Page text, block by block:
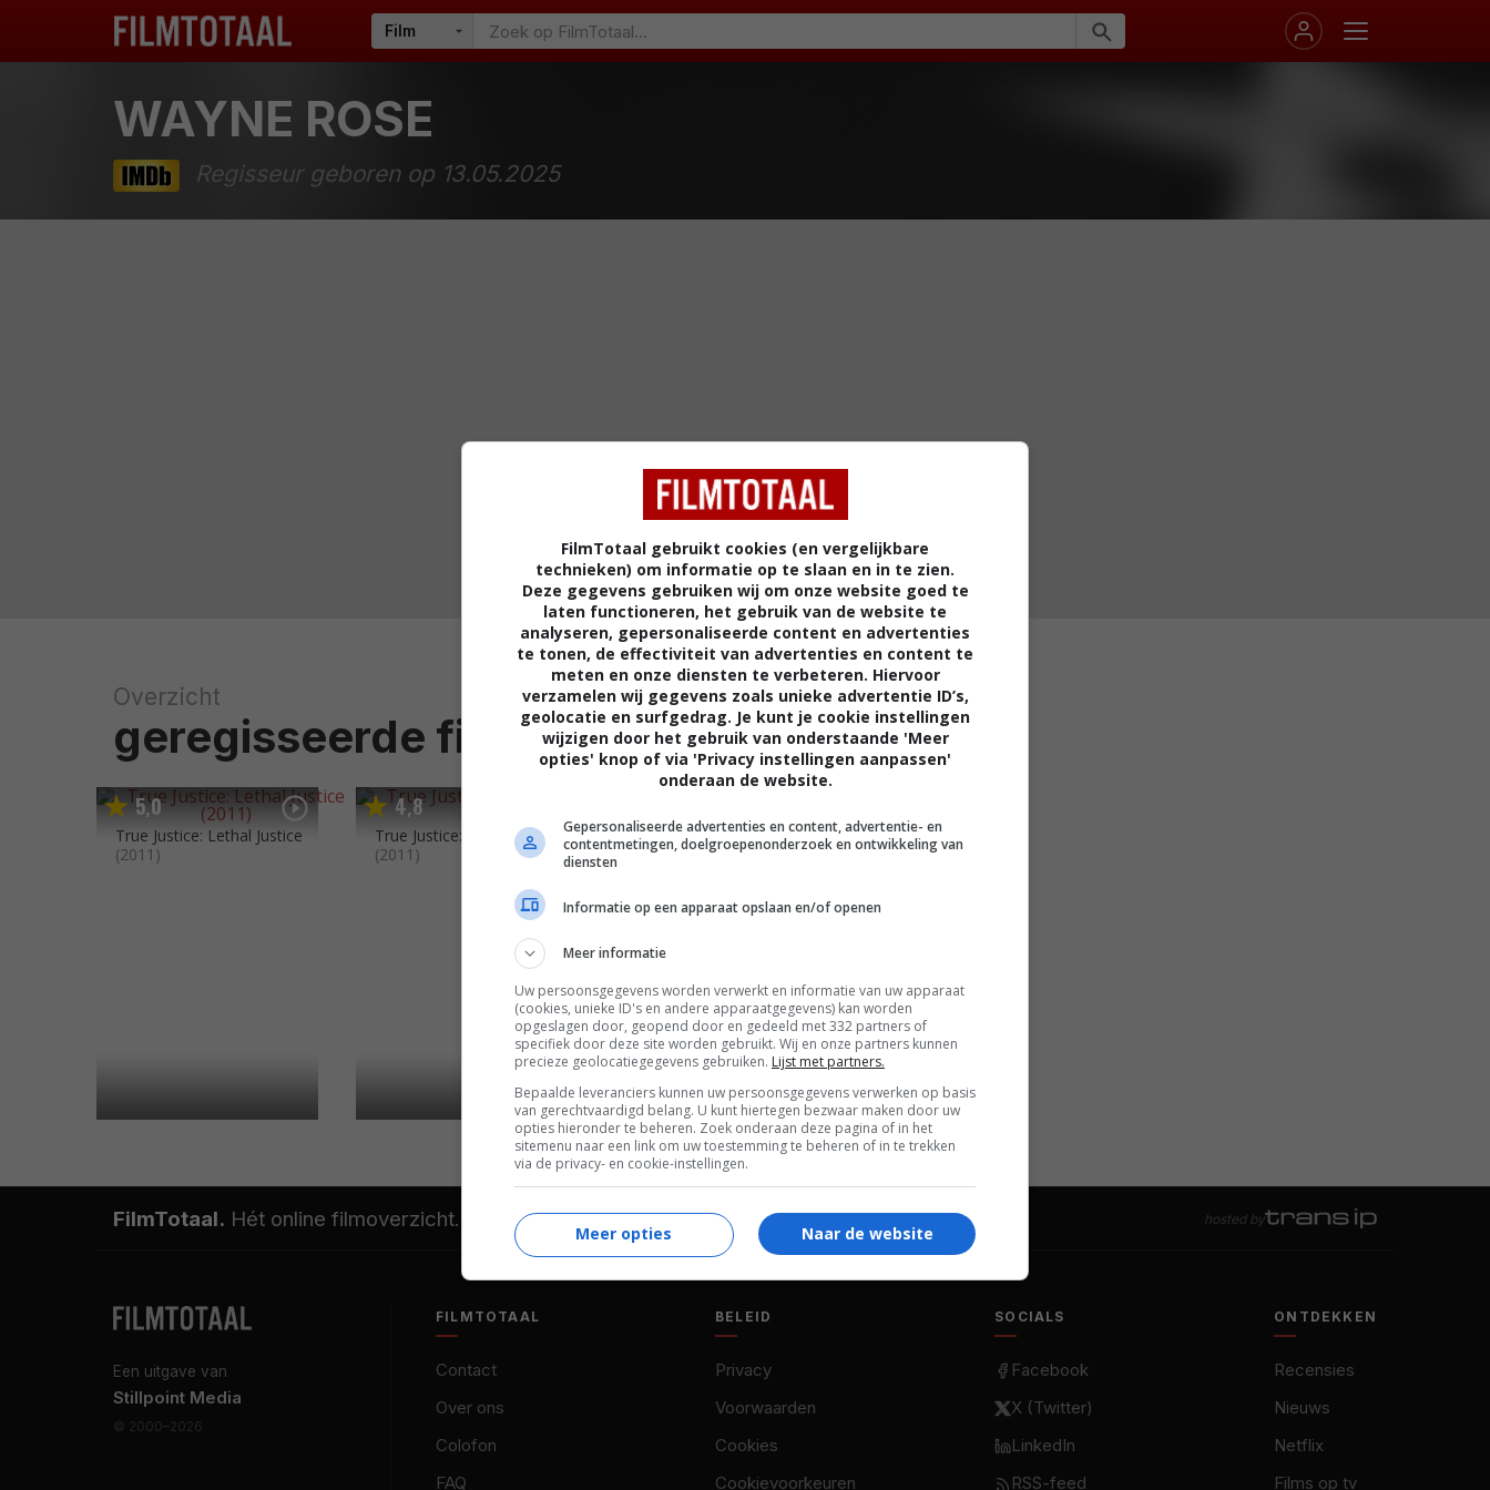
WAYNE ROSE
Regisseur geboren op 13.05.2025
Overzicht
geregisseerde films
5,0
True Justice: Lethal Justice
(2011)
4,8
True Justice: Brotherhood
(2011)
"True Justice" Street Wars
(2011)
FilmTotaal. Hét online filmoverzicht. hosted by
Een uitgave van
Stillpoint Media
© 2000–2026
FILMTOTAAL
Contact
Over ons
Colofon
FAQ
BELEID
Privacy
Voorwaarden
Cookies
Cookievoorkeuren
SOCIALS
Facebook
X (Twitter)
LinkedIn
RSS-feed
ONTDEKKEN
Recensies
Nieuws
Netflix
Films op tv
FilmTotaal gebruikt cookies (en vergelijkbare
technieken) om informatie op te slaan en in te zien.
Deze gegevens gebruiken wij om onze website goed te
laten functioneren, het gebruik van de website te
analyseren, gepersonaliseerde content en advertenties
te tonen, de effectiviteit van advertenties en content te
meten en onze diensten te verbeteren. Hiervoor
verzamelen wij gegevens zoals unieke advertentie ID’s,
geolocatie en surfgedrag. Je kunt je cookie instellingen
wijzigen door het gebruik van onderstaande 'Meer
opties' knop of via 'Privacy instellingen aanpassen'
onderaan de website.
Gepersonaliseerde advertenties en content, advertentie- en
contentmetingen, doelgroepenonderzoek en ontwikkeling van
diensten
Informatie op een apparaat opslaan en/of openen
Meer informatie
Uw persoonsgegevens worden verwerkt en informatie van uw apparaat
(cookies, unieke ID's en andere apparaatgegevens) kan worden
opgeslagen door, geopend door en gedeeld met 332 partners of
specifiek door deze site worden gebruikt. Wij en onze partners kunnen
precieze geolocatiegegevens gebruiken. Lijst met partners.
Bepaalde leveranciers kunnen uw persoonsgegevens verwerken op basis
van gerechtvaardigd belang. U kunt hiertegen bezwaar maken door uw
opties hieronder te beheren. Zoek onderaan deze pagina of in het
sitemenu naar een link om uw toestemming te beheren of in te trekken
via de privacy- en cookie-instellingen.
Naar de website
Meer opties